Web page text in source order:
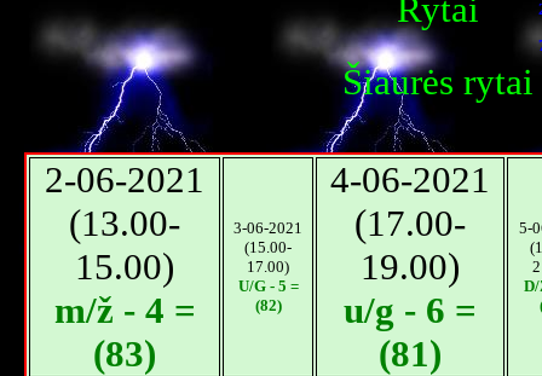
Rytai
Šiaurės rytai
2-06-2021
(13.00-
15.00)
m/ž - 4 =
(83)
3-06-2021
(15.00-
17.00)
U/G - 5 =
(82)
4-06-2021
(17.00-
19.00)
u/g - 6 =
(81)
5-
D/